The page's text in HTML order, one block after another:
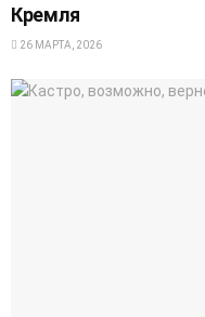
Кремля
26 МАРТА, 2026